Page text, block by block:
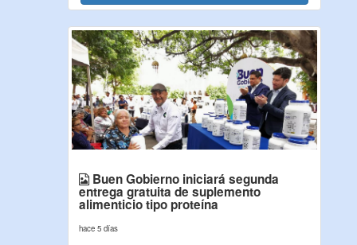
Buen Gobierno iniciará segunda
entrega gratuita de suplemento
alimenticio tipo proteína
hace 5 días